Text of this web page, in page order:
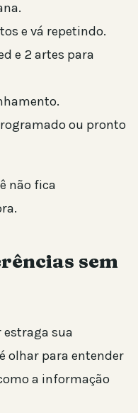
e vá repetindo.
e 2 artes para
ou pronto
não fica
sem
estraga sua
olhar para entender
a informação